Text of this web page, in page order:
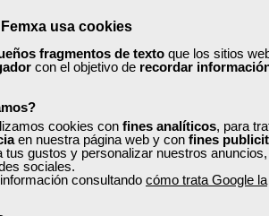
usa cookies
fragmentos de texto que los sitios
con el objetivo de recordar
cookies con fines analíticos, para
en nuestra página web y con fines
tus gustos y personalizar nuestros
sociales.
consultando cómo trata Google la
2 89
ONLINE